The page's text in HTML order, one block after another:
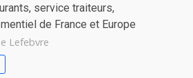
service traiteurs,
de France et Europe
Lefebvre